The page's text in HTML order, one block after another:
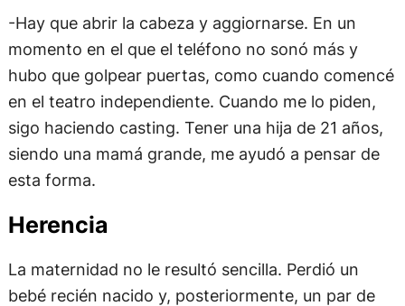
-Hay que abrir la cabeza y aggiornarse. En un
momento en el que el teléfono no sonó más y
hubo que golpear puertas, como cuando comencé
en el teatro independiente. Cuando me lo piden,
sigo haciendo casting. Tener una hija de 21 años,
siendo una mamá grande, me ayudó a pensar de
esta forma.
Herencia
La maternidad no le resultó sencilla. Perdió un
bebé recién nacido y, posteriormente, un par de